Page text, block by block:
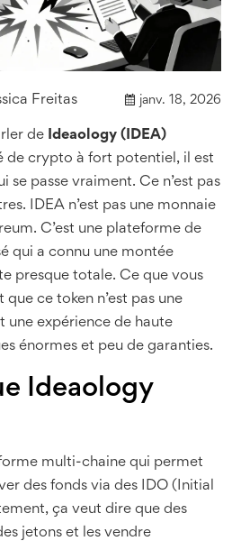
Freitas janv. 18, 2026
de Ideaology (IDEA)
de crypto à fort potentiel, il est
se passe vraiment. Ce n’est pas
IDEA n’est pas une monnaie
C’est une plateforme de
qui a connu une montée
presque totale. Ce que vous
ce token n’est pas une
une expérience de haute
énormes et peu de garanties.
Ideaology
multi-chaine qui permet
des fonds via des IDO (Initial
ça veut dire que des
jetons et les vendre